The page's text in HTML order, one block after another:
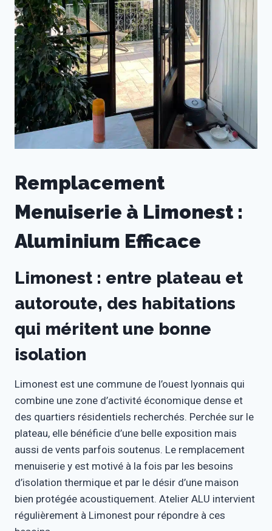
Remplacement
Menuiserie à Limonest :
Aluminium Efficace
Limonest : entre plateau et
autoroute, des habitations
qui méritent une bonne
isolation
Limonest est une commune de l’ouest lyonnais qui
combine une zone d’activité économique dense et
des quartiers résidentiels recherchés. Perchée sur le
plateau, elle bénéficie d’une belle exposition mais
aussi de vents parfois soutenus. Le remplacement
menuiserie y est motivé à la fois par les besoins
d’isolation thermique et par le désir d’une maison
bien protégée acoustiquement. Atelier ALU intervient
régulièrement à Limonest pour répondre à ces